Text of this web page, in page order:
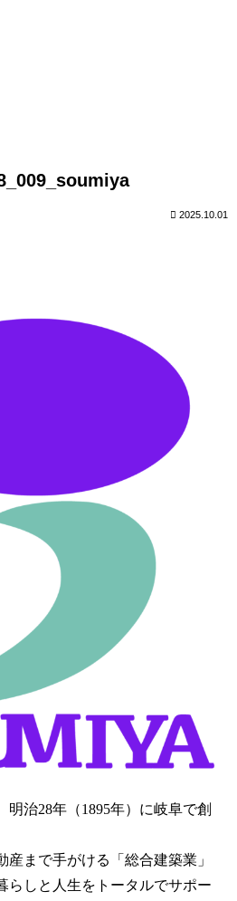
2025.10.01
明治28年（1895年）に岐阜で創
まで手がける「総合建築業」
らしと人生をトータルでサポー